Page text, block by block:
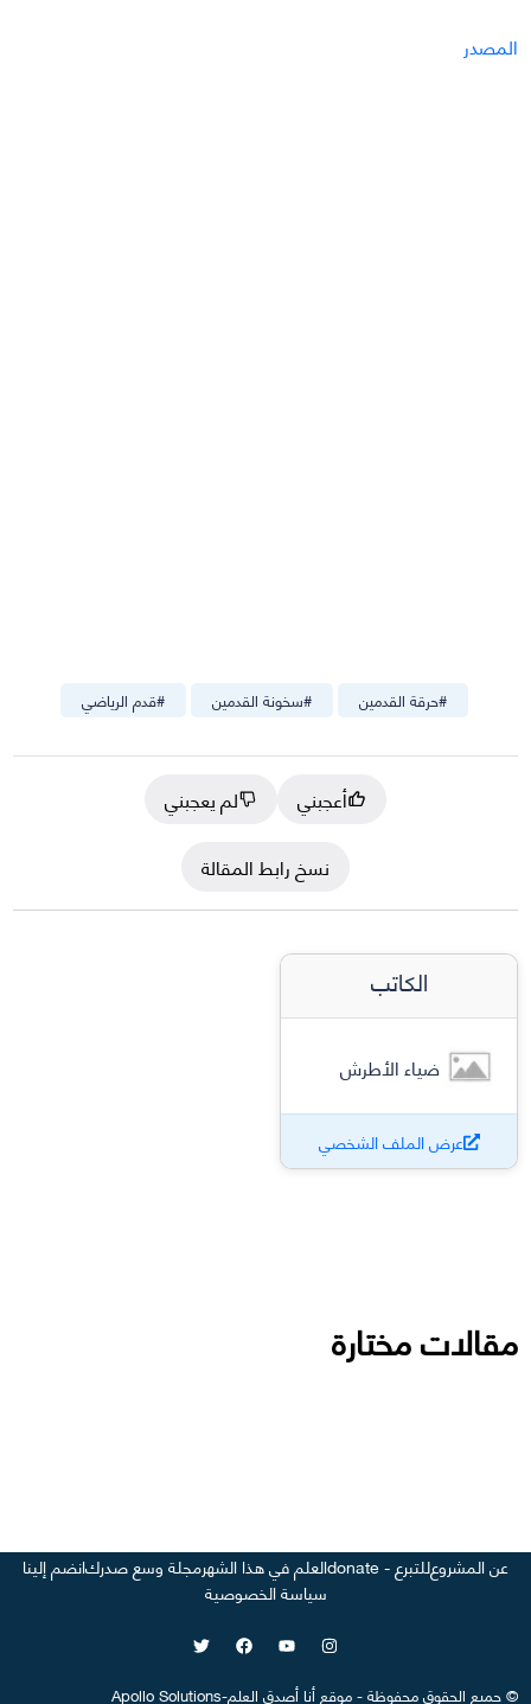
المصدر
#قدم الرياضي #سخونة القدمين #حرقة القدمين
أعجبني
لم يعجبني
نسخ رابط المقالة
الكاتب
ضياء الأطرش
عرض الملف الشخصي
مقالات مختارة
عن المشروعللتبرع - donate العلم في هذا الشهرمجلة وسع صدركانضم إلينا
سياسة الخصوصية
©جميع الحقوق محفوظة-موقع أنا أصدق العلم-
Apollo Solutions